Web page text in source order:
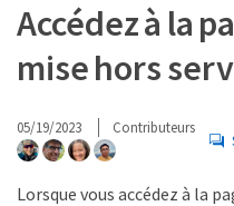
Accédez à la
mise hors
05/19/2023 Contributeurs
Lorsque vous accédez à la